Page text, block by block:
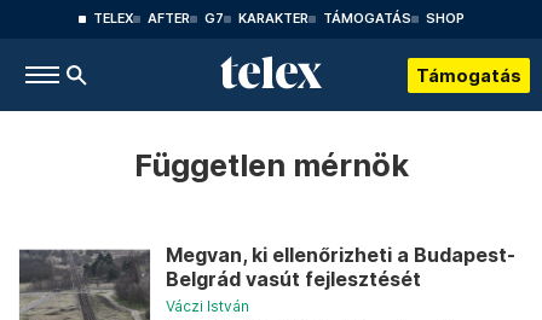
TELEX AFTER G7 KARAKTER TÁMOGATÁS SHOP
Támogatás
Független mérnök
Megvan, ki ellenőrizheti a Budapest-
Belgrád vasút fejlesztését
Váczi István